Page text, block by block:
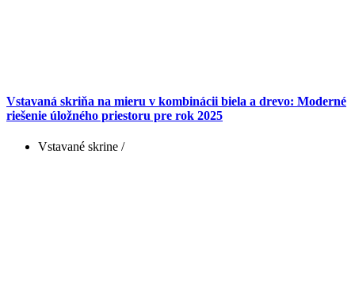
Vstavaná skriňa na mieru v kombinácii biela a drevo: Moderné
riešenie úložného priestoru pre rok 2025
Vstavané skrine /